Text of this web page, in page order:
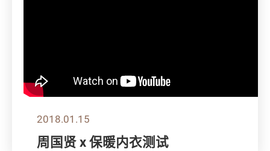
2018.01.15
周国贤 x 保暖内衣测试